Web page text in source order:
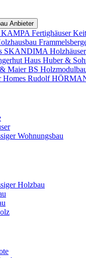
Anbieter
KAMPA Fertighäuser
SKANDIMA Holzhäuser
Haus Huber &
MaierBS
Homes Rudolf
Wohnungsbau
Holzbau